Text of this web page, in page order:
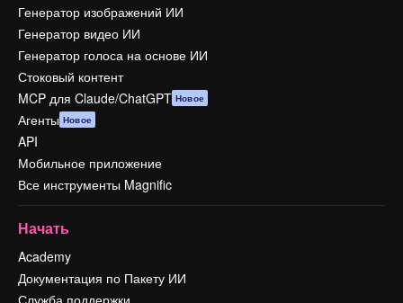
Генератор изображений ИИ
Генератор видео ИИ
Генератор голоса на основе ИИ
Стоковый контент
MCP для Claude/ChatGPT Новое
Агенты Новое
API
Мобильное приложение
Все инструменты Magnific
Начать
Academy
Документация по Пакету ИИ
Служба поддержки